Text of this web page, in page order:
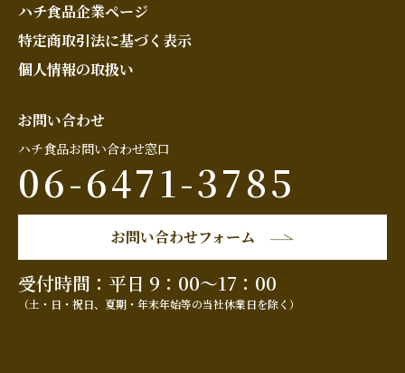
ハチ食品企業ページ
特定商取引法に基づく表示
個人情報の取扱い
お問い合わせ
ハチ食品お問い合わせ窓口
06-6471-3785
お問い合わせフォーム
受付時間：平日 9：00～17：00
（土・日・祝日、夏期・年末年始等の当社休業日を除く）